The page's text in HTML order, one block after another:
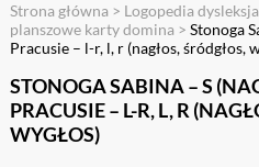
Strona główna > Logopedia
planszowe karty domina > Stonoga
Pracusie – l-r, l, r (nagłos, śródgłos,
STONOGA SABINA – S
PRACUSIE – L-R, L, R
WYGŁOS)